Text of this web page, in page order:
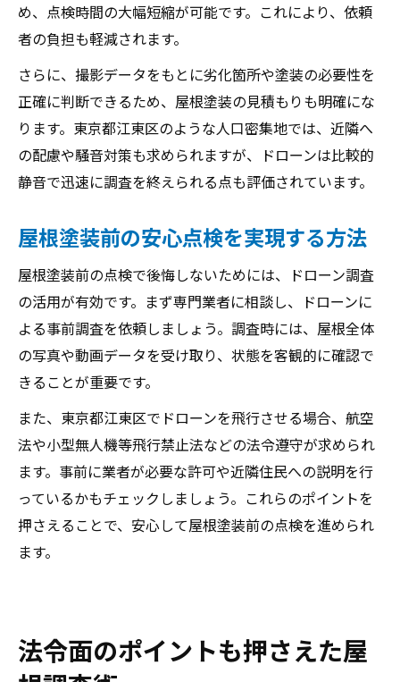
め、点検時間の大幅短縮が可能です。これにより、依頼
者の負担も軽減されます。
さらに、撮影データをもとに劣化箇所や塗装の必要性を
正確に判断できるため、屋根塗装の見積もりも明確にな
ります。東京都江東区のような人口密集地では、近隣へ
の配慮や騒音対策も求められますが、ドローンは比較的
静音で迅速に調査を終えられる点も評価されています。
屋根塗装前の安心点検を実現する方法
屋根塗装前の点検で後悔しないためには、ドローン調査
の活用が有効です。まず専門業者に相談し、ドローンに
よる事前調査を依頼しましょう。調査時には、屋根全体
の写真や動画データを受け取り、状態を客観的に確認で
きることが重要です。
また、東京都江東区でドローンを飛行させる場合、航空
法や小型無人機等飛行禁止法などの法令遵守が求められ
ます。事前に業者が必要な許可や近隣住民への説明を行
っているかもチェックしましょう。これらのポイントを
押さえることで、安心して屋根塗装前の点検を進められ
ます。
法令面のポイントも押さえた屋